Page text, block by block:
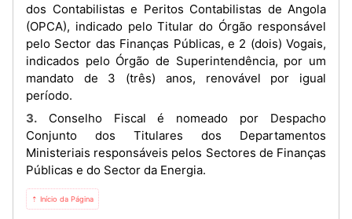
dos Contabilistas e Peritos Contabilistas de Angola
(OPCA), indicado pelo Titular do Órgão responsável
pelo Sector das Finanças Públicas, e 2 (dois) Vogais,
indicados pelo Órgão de Superintendência, por um
mandato de 3 (três) anos, renovável por igual
período.
3. Conselho Fiscal é nomeado por Despacho
Conjunto dos Titulares dos Departamentos
Ministeriais responsáveis pelos Sectores de Finanças
Públicas e do Sector da Energia.
⇡ Início da Página